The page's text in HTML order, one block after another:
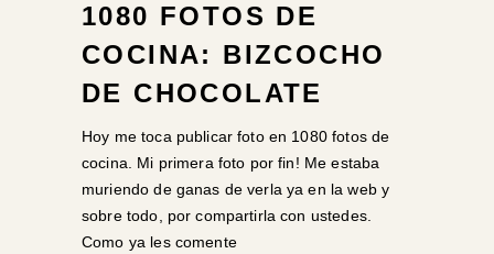
1080 FOTOS DE
COCINA: BIZCOCHO
DE CHOCOLATE
Hoy me toca publicar foto en 1080 fotos de
cocina. Mi primera foto por fin! Me estaba
muriendo de ganas de verla ya en la web y
sobre todo, por compartirla con ustedes.
Como ya les comente